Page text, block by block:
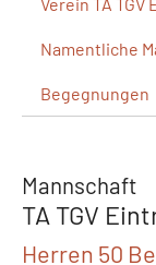
Namentliche
Begegnungen
Mannschaft
TA TGV
Herren 50